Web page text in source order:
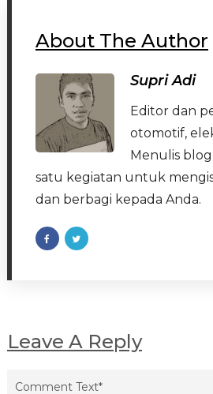
About The Author
Supri Adi
Editor dan
otomotif,
Menulis
satu kegiatan untuk
dan berbagi kepada Anda.
Leave A Reply